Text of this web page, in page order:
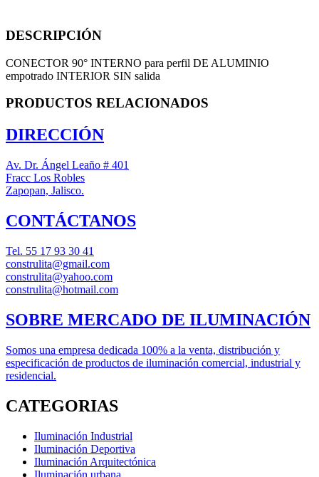
DESCRIPCIÓN
CONECTOR 90° INTERNO para perfil DE ALUMINIO
empotrado INTERIOR SIN salida
PRODUCTOS RELACIONADOS
DIRECCIÓN
Av. Dr. Ángel Leaño # 401
Fracc Los Robles
Zapopan, Jalisco.
CONTÁCTANOS
Tel. 55 17 93 30 41
construlita@gmail.com
construlita@yahoo.com
construlita@hotmail.com
SOBRE MERCADO DE ILUMINACIÓN
Somos una empresa dedicada 100% a la venta, distribución y
especificación de productos de iluminación comercial, industrial y
residencial.
CATEGORIAS
Iluminación Industrial
Iluminación Deportiva
Iluminación Arquitectónica
Iluminación urbana